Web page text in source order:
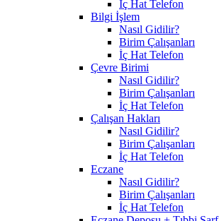
İç Hat Telefon
Bilgi İşlem
Nasıl Gidilir?
Birim Çalışanları
İç Hat Telefon
Çevre Birimi
Nasıl Gidilir?
Birim Çalışanları
İç Hat Telefon
Çalışan Hakları
Nasıl Gidilir?
Birim Çalışanları
İç Hat Telefon
Eczane
Nasıl Gidilir?
Birim Çalışanları
İç Hat Telefon